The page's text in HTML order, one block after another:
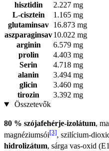
hisztidin
2.227 mg
L-cisztein
1.165 mg
glutaminsav 16.873 mg
aszparaginsav10.022 mg
arginin
6.579 mg
prolin
4.403 mg
Serin
4.718 mg
alanin
3.494 mg
glicin
3.460 mg
tirozin
3.392 mg
Összetevők
80 % szójafehérje-izolátum,
magnéziumsói[3], szilícium-
hidrolizátum, sárga vas-oxid